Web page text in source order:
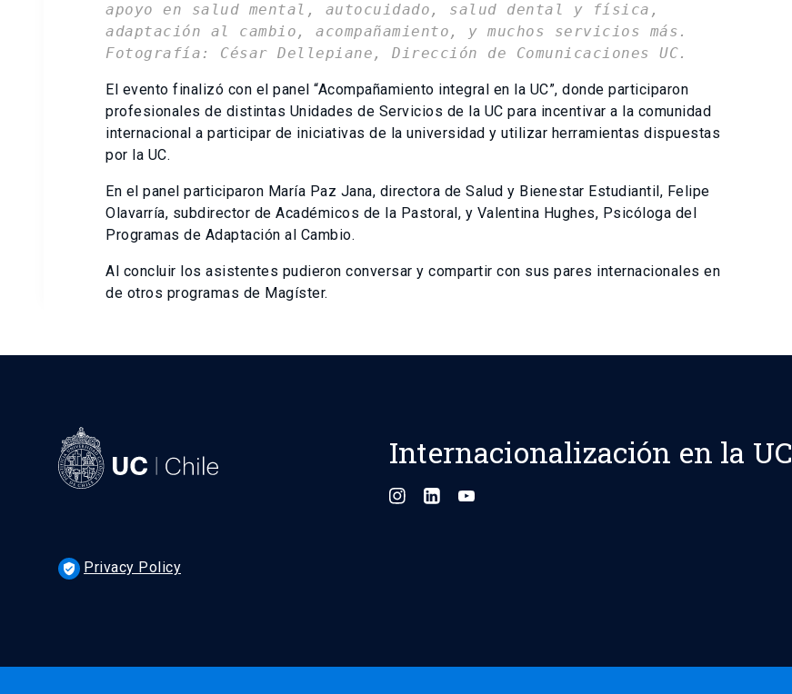
apoyo en salud mental, autocuidado, salud dental y física,
adaptación al cambio, acompañamiento, y muchos servicios más.
Fotografía: César Dellepiane, Dirección de Comunicaciones UC.
El evento finalizó con el panel “Acompañamiento integral en la UC”, donde participaron
profesionales de distintas Unidades de Servicios de la UC para incentivar a la comunidad
internacional a participar de iniciativas de la universidad y utilizar herramientas dispuestas
por la UC.
En el panel participaron María Paz Jana, directora de Salud y Bienestar Estudiantil, Felipe
Olavarría, subdirector de Académicos de la Pastoral, y Valentina Hughes, Psicóloga del
Programas de Adaptación al Cambio.
Al concluir los asistentes pudieron conversar y compartir con sus pares internacionales en
de otros programas de Magíster.
Internacionalización en la UC
verified_user Privacy Policy